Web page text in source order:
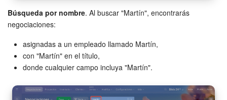
Configuraciones de la cuenta
Bitrix24 Messenger
Preguntas generales
Búsqueda por nombre. Al buscar "Martín", encontrarás
negociaciones:
asignadas a un empleado llamado Martín,
con "Martín" en el título,
donde cualquier campo incluya "Martín".